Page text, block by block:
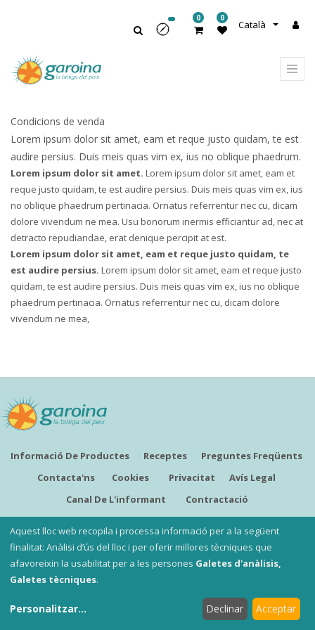
Català
0 0
Condicions de venda
Lorem ipsum dolor sit amet, eam et reque justo quidam, te est
audire persius. Duis meis quas vim ex, ius no oblique phaedrum.
Lorem ipsum dolor sit amet. Lorem ipsum dolor sit amet, eam et
reque justo quidam, te est audire persius. Duis meis quas vim ex, ius
no oblique phaedrum pertinacia. Ornatus referrentur nec cu, dicam
dolore vivendum ne mea. Usu bonorum inermis efficiantur ad, nec at
detracto repudiandae, erat denique percipit at est.
Lorem ipsum dolor sit amet, eam et reque justo quidam, te
est audire persius. Lorem ipsum dolor sit amet, eam et reque justo
quidam, te est audire persius. Duis meis quas vim ex, ius no oblique
phaedrum pertinacia. Ornatus referrentur nec cu, dicam dolore
vivendum ne mea,
Informació De Productes Receptes
Preguntes Freqüents
Contacta'ns
Cookies Privacitat
Avís Legal
Canal De L'informant
Contractació
Copyright © Garoina, la botiga del peix
Garoina Sant FruitósiGaroina
Aquest lloc web recopila i processa informació per a la següent
finalitat: Anàlisi d’ús del lloc i per oferir millores tècniques que
afavoreixin la usabilitat per a les persones Galetes d'anàlisis,
Galetes tècniques.
Personalitzar... Declinar Acceptar